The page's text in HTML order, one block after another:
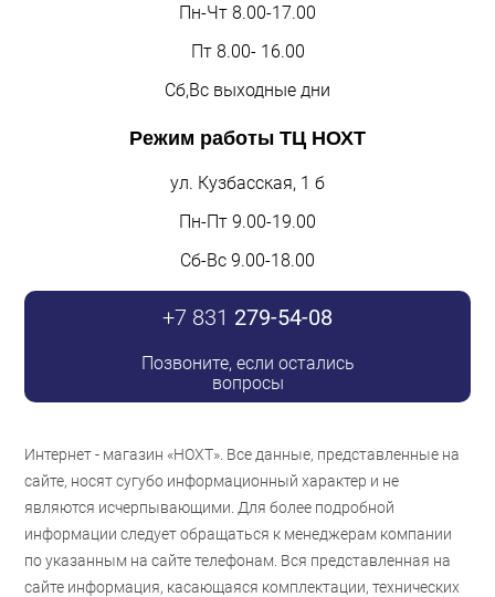
Пн-Чт 8.00-17.00
Пт 8.00- 16.00
Сб,Вс выходные дни
Режим работы ТЦ НОХТ
ул. Кузбасская, 1 б
Пн-Пт 9.00-19.00
Сб-Вс 9.00-18.00
+7 831 279-54-08
Позвоните, если остались
вопросы
Интернет - магазин «НОХТ». Все данные, представленные на
сайте, носят сугубо информационный характер и не
являются исчерпывающими. Для более подробной
информации следует обращаться к менеджерам компании
по указанным на сайте телефонам. Вся представленная на
сайте информация, касающаяся комплектации, технических